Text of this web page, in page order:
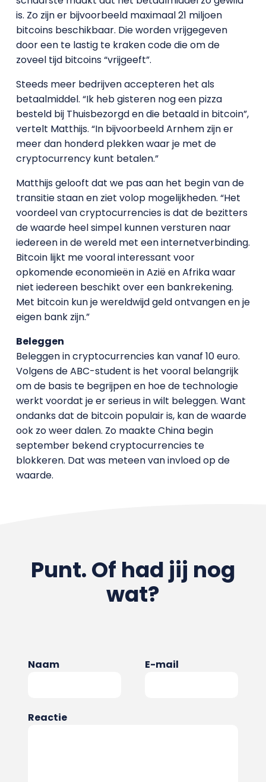
is. Zo zijn er bijvoorbeeld maximaal 21 miljoen
bitcoins beschikbaar. Die worden vrijgegeven
door een te lastig te kraken code die om de
zoveel tijd bitcoins “vrijgeeft”.
Steeds meer bedrijven accepteren het als
betaalmiddel. “Ik heb gisteren nog een pizza
besteld bij Thuisbezorgd en die betaald in bitcoin”,
vertelt Matthijs. “In bijvoorbeeld Arnhem zijn er
meer dan honderd plekken waar je met de
cryptocurrency kunt betalen.”
Matthijs gelooft dat we pas aan het begin van de
transitie staan en ziet volop mogelijkheden. “Het
voordeel van cryptocurrencies is dat de bezitters
de waarde heel simpel kunnen versturen naar
iedereen in de wereld met een internetverbinding.
Bitcoin lijkt me vooral interessant voor
opkomende economieën in Azië en Afrika waar
niet iedereen beschikt over een bankrekening.
Met bitcoin kun je wereldwijd geld ontvangen en je
eigen bank zijn.”
Beleggen
Beleggen in cryptocurrencies kan vanaf 10 euro.
Volgens de ABC-student is het vooral belangrijk
om de basis te begrijpen en hoe de technologie
werkt voordat je er serieus in wilt beleggen. Want
ondanks dat de bitcoin populair is, kan de waarde
ook zo weer dalen. Zo maakte China begin
september bekend cryptocurrencies te
blokkeren. Dat was meteen van invloed op de
waarde.
Punt. Of had jij nog
wat?
Naam E-mail
Reactie